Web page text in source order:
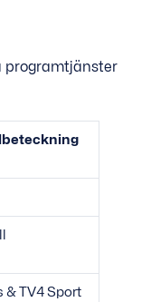
programtjänster
& TV4 Sport